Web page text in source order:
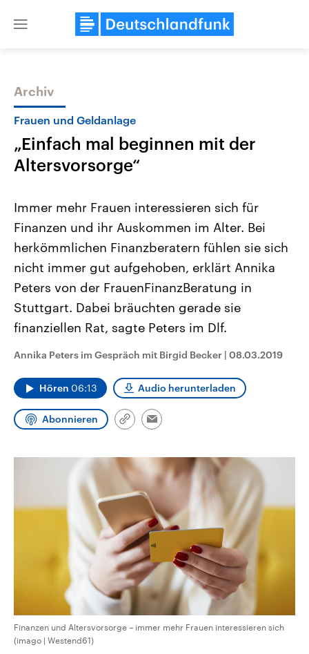
Close
Themen
Landtagswahl Sachsen-Anhalt
2026
Alle Informationen
Sachsen-Anhalt wählt am 6.
September 2026 einen neuen
Landtag. Seit 2021 wird das
Bundesland von einer Koalition aus
CDU, SPD und FDP regiert.-
Umfragen, Prognosen,
und Hintergründe zu den Parteien
und Kandidaten der anstehenden
USA
Aktuelle Beiträge,
Hintergründe
Wirtschaftlich und
gehören die Vereinigten
den mächtigsten Ländern
mit großem Einfluss auf
Sendungen Programm Podcasts
Audio-Archiv
Archiv
Frauen und Geldanlage
„Einfach mal beginnen mit der
Altersvorsorge“
Immer mehr Frauen interessieren sich für
Finanzen und ihr Auskommen im Alter. Bei
herkömmlichen Finanzberatern fühlen sie sich
nicht immer gut aufgehoben, erklärt Annika
Peters von der FrauenFinanzBeratung in
Stuttgart. Dabei bräuchten gerade sie
finanziellen Rat, sagte Peters im Dlf.
Annika Peters im Gespräch mit Birgid Becker | 08.03.2019
Hören 06:13 Audio herunterladen
Abonnieren
Link
Email
Finanzen und Altersvorsorge – immer mehr Frauen interessieren sich
(imago | Westend61)